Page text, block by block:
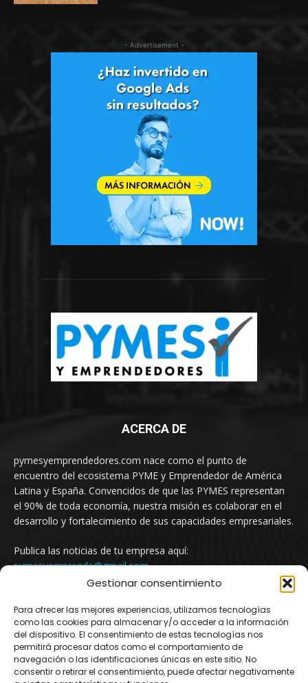
Gestionar consentimiento
Para ofrecer las mejores experiencias, utilizamos tecnologías
como las cookies para almacenar y/o acceder a la información
del dispositivo. El consentimiento de estas tecnologías nos
permitirá procesar datos como el comportamiento de
navegación o las identificaciones únicas en este sitio. No
consentir o retirar el consentimiento, puede afectar negativamente
- Advertisement -
ACERCA DE
pymesyemprendedores.com nace como el punto de
encuentro del ecosistema PYME y Emprendedor de América
Latina y España. Convencidos de que las PYMES representan
el 90% de toda economía, nuestra misión es colaborar en el
desarrollo y fortalecimiento de sus capacidades empresariales.
Publica las noticias de tu empresa aquí:
pymesyemprende@gmail.com
SÍGUENOS